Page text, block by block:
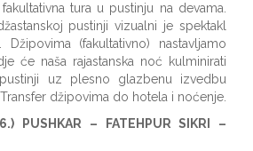
tura u pustinju na devama.
pustinji vizualni je spektakl
(fakultativno) nastavljamo
će naša rajastanska noć kulminirati
uz plesno glazbenu izvedbu
džipovima do hotela i noćenje.
PUSHKAR – FATEHPUR SIKRI –